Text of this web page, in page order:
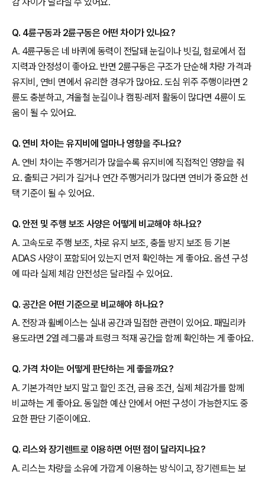
Q. 4륜구동과 2륜구동은 어떤 차이가 있나요?
A. 4륜구동은 네 바퀴에 동력이 전달돼 눈길이나 빗길, 험로에서 접
지력과 안정성이 좋아요. 반면 2륜구동은 구조가 단순해 차량 가격과
유지비, 연비 면에서 유리한 경우가 많아요. 도심 위주 주행이라면 2
륜도 충분하고, 겨울철 눈길이나 캠핑·레저 활동이 많다면 4륜이 도
움이 될 수 있어요.
Q. 연비 차이는 유지비에 얼마나 영향을 주나요?
A. 연비 차이는 주행거리가 많을수록 유지비에 직접적인 영향을 줘
요. 출퇴근 거리가 길거나 연간 주행거리가 많다면 연비가 중요한 선
택 기준이 될 수 있어요.
Q. 안전 및 주행 보조 사양은 어떻게 비교해야 하나요?
A. 고속도로 주행 보조, 차로 유지 보조, 충돌 방지 보조 등 기본
ADAS 사양이 포함되어 있는지 먼저 확인하는 게 좋아요. 옵션 구성
에 따라 실제 체감 안전성은 달라질 수 있어요.
Q. 공간은 어떤 기준으로 비교해야 하나요?
A. 전장과 휠베이스는 실내 공간과 밀접한 관련이 있어요. 패밀리카
용도라면 2열 레그룸과 트렁크 적재 공간을 함께 확인하는 게 좋아요.
Q. 가격 차이는 어떻게 판단하는 게 좋을까요?
A. 기본가격만 보지 말고 할인 조건, 금융 조건, 실제 체감가를 함께
비교하는 게 좋아요. 동일한 예산 안에서 어떤 구성이 가능한지도 중
요한 판단 기준이에요.
Q. 리스와 장기렌트로 이용하면 어떤 점이 달라지나요?
A. 리스는 차량을 소유에 가깝게 이용하는 방식이고, 장기렌트는 보